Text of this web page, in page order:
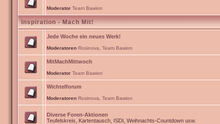
Moderator Team Bawion
Inspiration - Mach Mit!
Jede Woche ein neues Werk!
Moderatoren Rosinova Team Bawion
MitMachMittwoch
Moderator Team Bawion
Wichtelforum
Moderatoren Rosinova Team Bawion
Diverse Foren-Aktionen
Teufelskreis, Kartentausch, ISDI, Weihnachts-Countdown usw.